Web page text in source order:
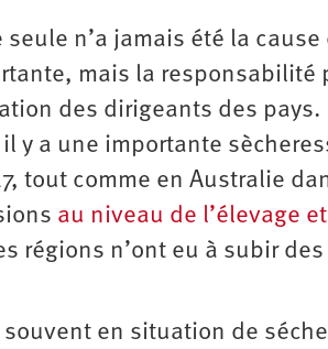
n’a jamais été la cause
mais la responsabilité
des dirigeants des pays.
y a une importante
tout comme en Australie
au niveau de l’élevage
régions n’ont eu à subir
en situation de